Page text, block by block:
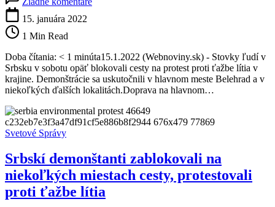
Stovky
ťažbe
lítia
v
Srbsku,
na
diaľnici
v
premávku
15. januára 2022
1 Min Read
Doba čítania: < 1 minúta15.1.2022 (Webnoviny.sk) - Stovky ľudí v
Srbsku v sobotu opäť blokovali cesty na protest proti ťažbe lítia v
krajine. Demonštrácie sa uskutočnili v hlavnom meste Belehrad a v
niekoľkých ďalších lokalitách.Doprava na hlavnom…
Svetové Správy
Srbskí demonštanti zablokovali na
niekoľkých miestach cesty, protestovali
proti ťažbe lítia